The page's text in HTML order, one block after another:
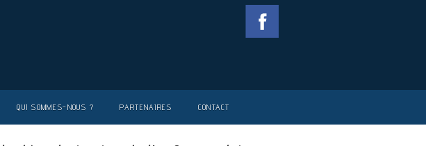
QUI SOMMES-NOUS ? PARTENAIRES CONTACT